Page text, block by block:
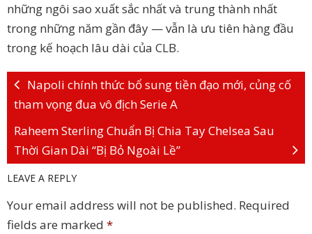
những ngôi sao xuất sắc nhất và trung thành nhất
trong những năm gần đây — vẫn là ưu tiên hàng đầu
trong kế hoạch lâu dài của CLB.
Napoli chính thức bổ sung tiền đạo mới, củng cố
tham vọng đua vô địch Serie A
Raheem Sterling Chuẩn Bị Chia Tay Chelsea Sau
Thời Gian Dài “Bị Bỏ Ngoài Lề”
LEAVE A REPLY
Your email address will not be published. Required
fields are marked *